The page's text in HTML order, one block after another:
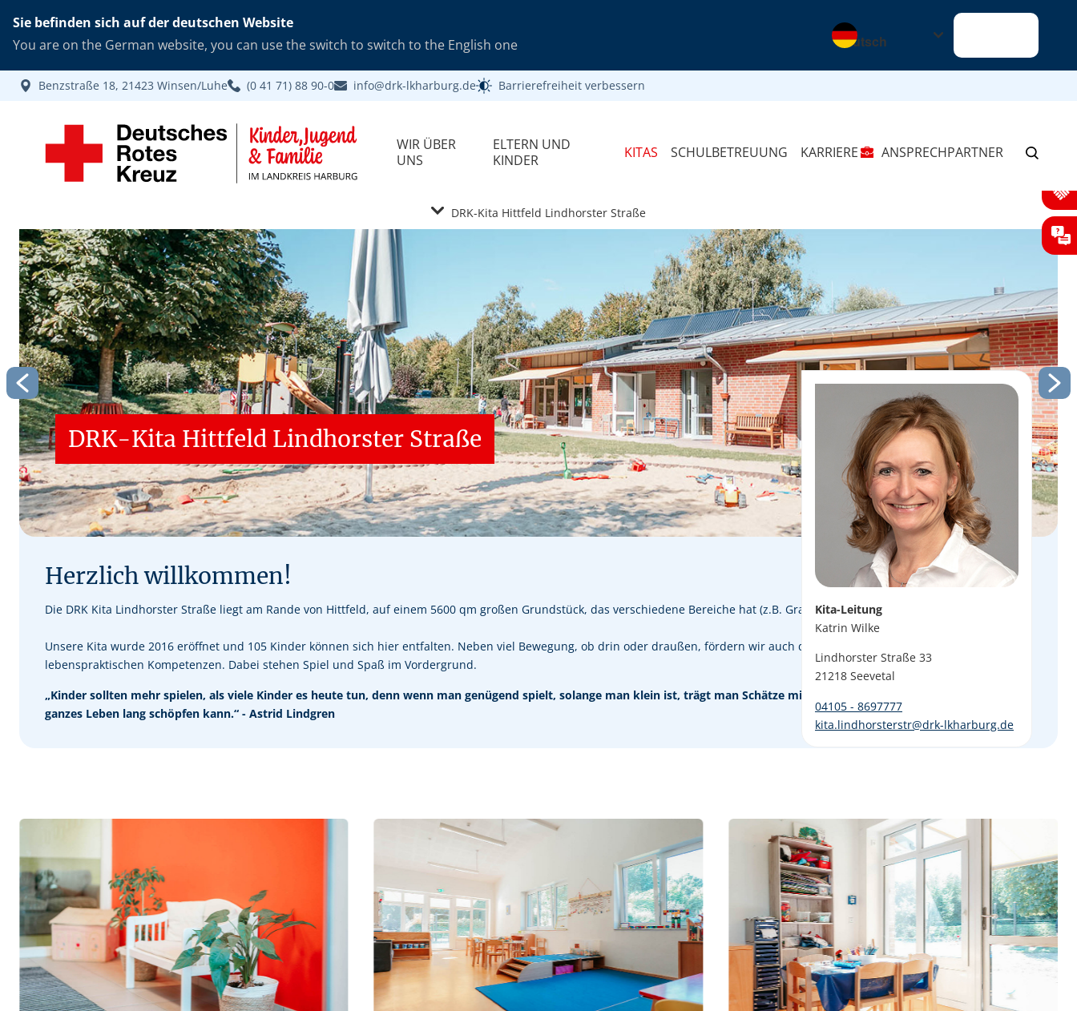
Sie befinden sich auf der deutschen Website
You are on the German website, you can use the switch to switch to the English one
Sprache wechseln zu
Benzstraße 18, 21423 Winsen/Luhe (0 41 71) 88 90-0 info@drk-lkharburg.de Barrierefreiheit verbessern
WIR ÜBER
UNS
ELTERN UND
KINDER
KITAS SCHULBETREUUNG KARRIERE ANSPRECHPARTNER
DRK-Kita Hittfeld Lindhorster Straße
DRK-Kita Hittfeld Lindhorster Straße
Herzlich willkommen!
Die DRK Kita Lindhorster Straße liegt am Rande von Hittfeld, auf einem 5600 qm großen Grundstück, das verschiedene Bereiche hat (z.B. Grasflächen, Sandkisten, gepflasterte Wege).
Unsere Kita wurde 2016 eröffnet und 105 Kinder können sich hier entfalten. Neben viel Bewegung, ob drin oder draußen, fördern wir auch die kognitiven Fähigkeiten und die
lebenspraktischen Kompetenzen. Dabei stehen Spiel und Spaß im Vordergrund.
„Kinder sollten mehr spielen, als viele Kinder es heute tun, denn wenn man genügend spielt, solange man klein ist, trägt man Schätze mit sich herum, aus denen man später sein
ganzes Leben lang schöpfen kann.“ - Astrid Lindgren
Kita-Leitung
Katrin Wilke
Lindhorster Straße 33
21218 Seevetal
04105 - 8697777
kita.lindhorsterstr@drk-lkharburg.de